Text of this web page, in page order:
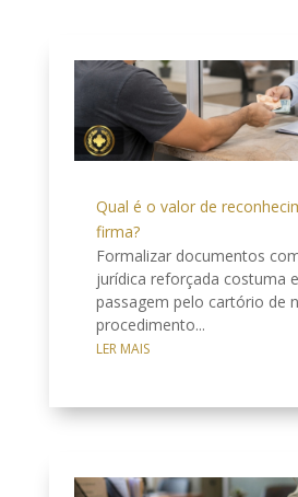
Qual é o valor de
firma?
Formalizar documentos
jurídica reforçada costuma
passagem pelo cartório de
procedimento...
LER MAIS